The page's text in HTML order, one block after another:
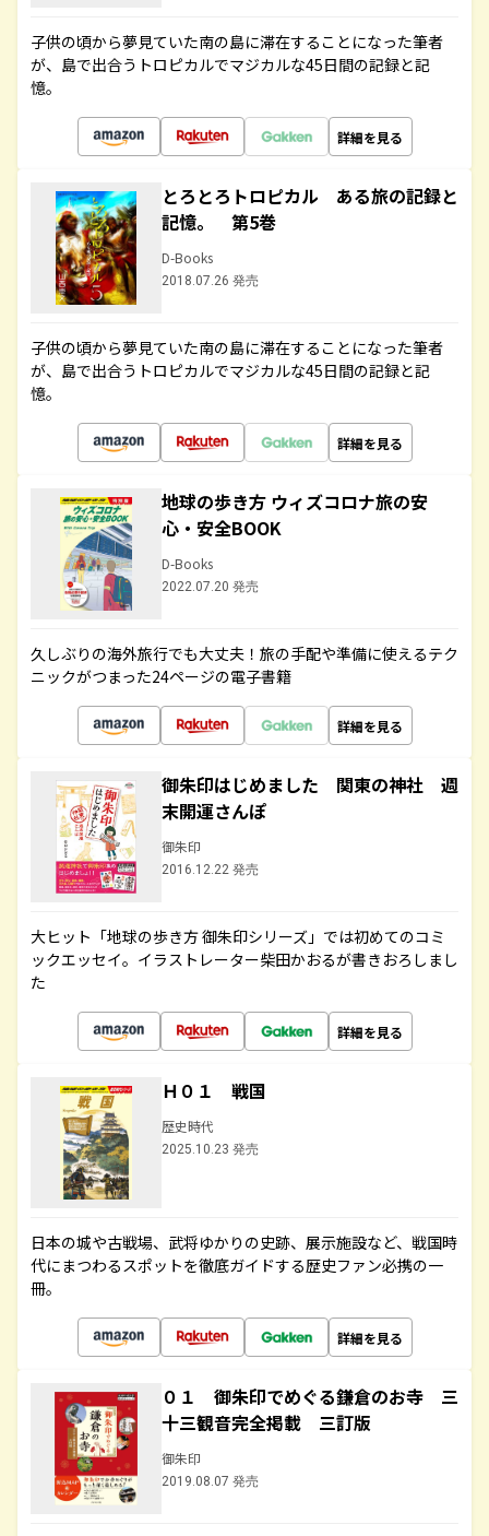
子供の頃から夢見ていた南の島に滞在することになった筆者
が、島で出合うトロピカルでマジカルな45日間の記録と記
憶。
詳細を見る
とろとろトロピカル ある旅の記録と
記憶。 第5巻
D-Books
2018.07.26 発売
子供の頃から夢見ていた南の島に滞在することになった筆者
が、島で出合うトロピカルでマジカルな45日間の記録と記
憶。
詳細を見る
地球の歩き方 ウィズコロナ旅の安
心・安全BOOK
D-Books
2022.07.20 発売
久しぶりの海外旅行でも大丈夫！旅の手配や準備に使えるテク
ニックがつまった24ページの電子書籍
詳細を見る
御朱印はじめました 関東の神社 週
末開運さんぽ
御朱印
2016.12.22 発売
大ヒット「地球の歩き方 御朱印シリーズ」では初めてのコミ
ックエッセイ。イラストレーター柴田かおるが書きおろしまし
た
詳細を見る
Ｈ０１ 戦国
歴史時代
2025.10.23 発売
日本の城や古戦場、武将ゆかりの史跡、展示施設など、戦国時
代にまつわるスポットを徹底ガイドする歴史ファン必携の一
冊。
詳細を見る
０１ 御朱印でめぐる鎌倉のお寺 三
十三観音完全掲載 三訂版
御朱印
2019.08.07 発売